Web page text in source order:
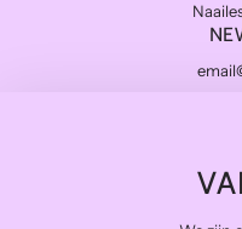
Kwaliteitsstoffen die